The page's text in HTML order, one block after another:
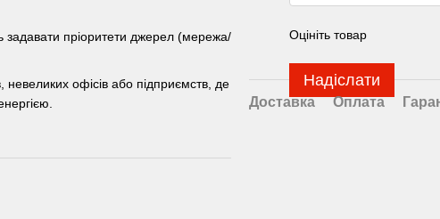
задавати пріоритети джерел (мережа/
невеликих офісів або підприємств, де
Оцініть товар
Надіслати
Доставка Оплата